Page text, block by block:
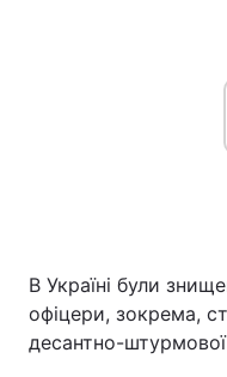
В Україні були
офіцери, зокрема,
десантно-